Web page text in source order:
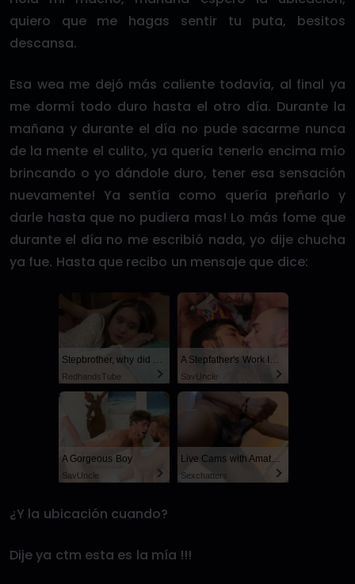
quiero que me hagas sentir tu puta, besitos
descansa.
Esa wea me dejó más caliente todavía, al final ya
me dormí todo duro hasta el otro día. Durante la
mañana y durante el día no pude sacarme nunca
de la mente el culito, ya quería tenerlo encima mío
brincando o yo dándole duro, tener esa sensación
nuevamente! Ya sentía como quería preñarlo y
darle hasta que no pudiera mas! Lo más fome que
durante el día no me escribió nada, yo dije chucha
ya fue. Hasta que recibo un mensaje que dice:
Stepbrother, why did you show me your dick? Now I want to fuck you with my wet pussy
RedhandsTube
A Stepfather's Work Is Never Done
SayUncle
A Gorgeous Boy
SayUncle
Live Cams with Amateur Men
Sexchatters
¿Y la ubicación cuando?
Dije ya ctm esta es la mía !!!